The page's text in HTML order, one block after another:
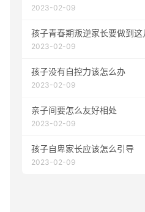
2023-02-09
孩子青春期叛逆家长要做到这
2023-02-09
孩子没有自控力该怎么办
2023-02-09
亲子间要怎么友好相处
2023-02-09
孩子自卑家长应该怎么引导
2023-02-09